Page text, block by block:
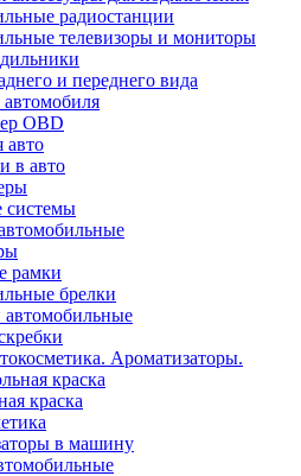
радиостанции
телевизоры и мониторы
и переднего вида
OBD
авто
в авто
системы
рамки
брелки
автомобильные
Ароматизаторы.
краска
краска
в машину